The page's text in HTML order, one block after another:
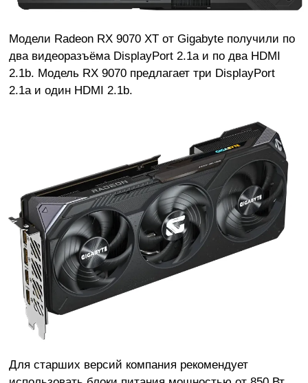
Модели Radeon RX 9070 XT от Gigabyte получили по
два видеоразъёма DisplayPort 2.1a и по два HDMI
2.1b. Модель RX 9070 предлагает три DisplayPort
2.1a и один HDMI 2.1b.
Для старших версий компания рекомендует